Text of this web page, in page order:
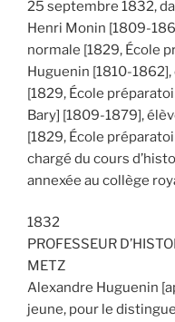
25 septembre 1832,
Henri Monin [1809-
normale [1829, École
Huguenin [1810-
[1829, École
Bary] [1809-1879],
[1829, École
chargé du cours
annexée au collège
1832
PROFESSEUR
METZ
Alexandre Huguenin
jeune, pour le